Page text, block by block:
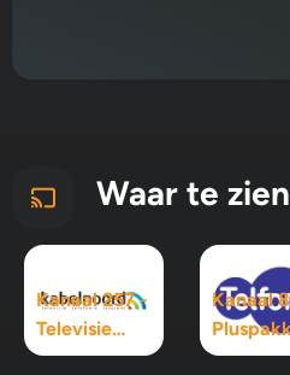
Waar te zien
Kanaal 257 -
Televisie
Maximaal
Kanaal